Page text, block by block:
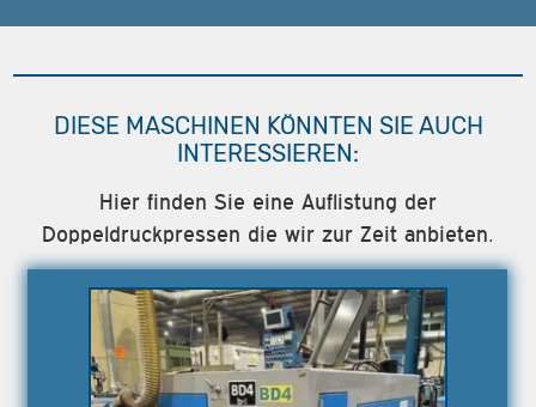
DIESE MASCHINEN KÖNNTEN SIE AUCH
INTERESSIEREN:
Hier finden Sie eine Auflistung der
Doppeldruckpressen die wir zur Zeit anbieten.